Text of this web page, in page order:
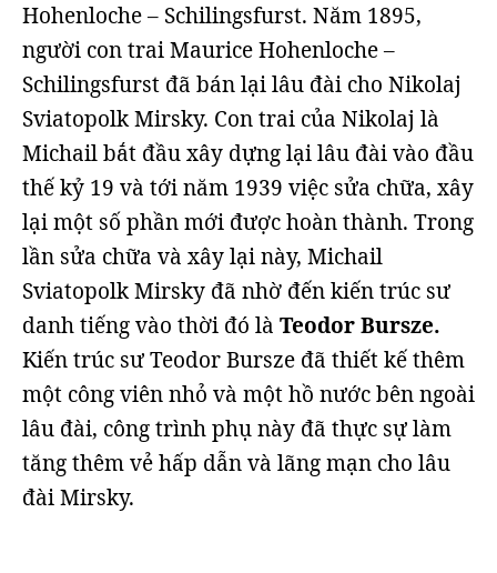
Hohenloche – Schilingsfurst. Năm 1895,
người con trai Maurice Hohenloche –
Schilingsfurst đã bán lại lâu đài cho Nikolaj
Sviatopolk Mirsky. Con trai của Nikolaj là
Michail bắt đầu xây dựng lại lâu đài vào đầu
thế kỷ 19 và tới năm 1939 việc sửa chữa, xây
lại một số phần mới được hoàn thành. Trong
lần sửa chữa và xây lại này, Michail
Sviatopolk Mirsky đã nhờ đến kiến trúc sư
danh tiếng vào thời đó là Teodor Bursze.
Kiến trúc sư Teodor Bursze đã thiết kế thêm
một công viên nhỏ và một hồ nước bên ngoài
lâu đài, công trình phụ này đã thực sự làm
tăng thêm vẻ hấp dẫn và lãng mạn cho lâu
đài Mirsky.